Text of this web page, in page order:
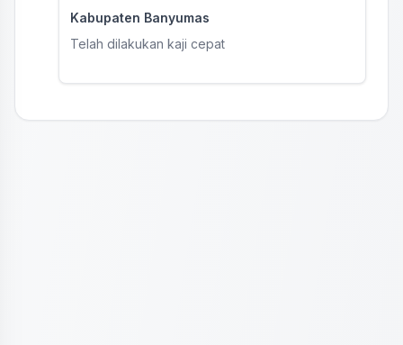
Kabupaten Banyumas
Telah dilakukan kaji cepat